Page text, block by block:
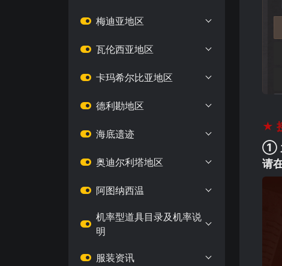
梅迪亚地区
瓦伦西亚地区
卡玛希尔比亚地区
德利勘地区
海底遗迹
奥迪尔利塔地区
阿图纳西温
机率型道具目录及机率说
明
服装资讯
★
①
请